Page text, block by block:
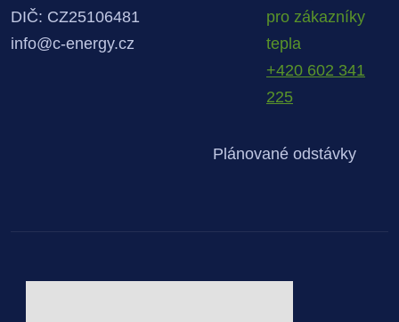
DIČ: CZ25106481
info@c-energy.cz
pro zákazníky
tepla
+420 602 341
225
Plánované odstávky